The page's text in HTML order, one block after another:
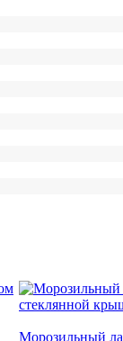
Морозильный